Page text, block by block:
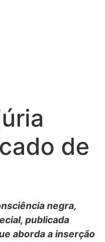
de
negra,
publicada
aborda a inserção